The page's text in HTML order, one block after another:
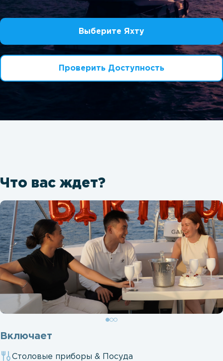
Выберите Яхту
Проверить Доступность
Что вас ждет?
Включает
Столовые приборы & Посуда